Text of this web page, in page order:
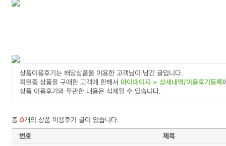
상품이용후기는 해당상품을 이용한 고객님이 남긴 글입니다.
회원중 상품을 구매한 고객에 한해서 마이페이지 > 상세내역/이용후기등록
상품 이용후기와 무관한 내용은 삭제될 수 있습니다.
총 0개의 상품 이용후기 글이 있습니다.
번호
제목